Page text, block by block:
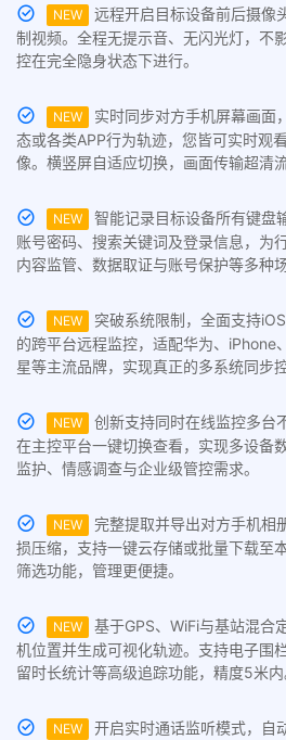
NEW
远程开启目标设备前后摄像
制视频。全程无提示音、无闪光灯，不
控在完全隐身状态下进行。
NEW
实时同步对方手机屏幕画面
态或各类APP行为轨迹，您皆可实时观
像。横竖屏自适应切换，画面传输超清流
NEW
智能记录目标设备所有键盘
账号密码、搜索关键词及登录信息，为
内容监管、数据取证与账号保护等多种场
NEW
突破系统限制，全面支持
的跨平台远程监控，适配华为、iPhone
星等主流品牌，实现真正的多系统同步控
NEW
创新支持同时在线监控多台
在主控平台一键切换查看，实现多设备
监护、情感调查与企业级管控需求。
NEW
完整提取并导出对方手机相
损压缩，支持一键云存储或批量下载至
筛选功能，管理更便捷。
NEW
基于GPS、WiFi与基站混合
机位置并生成可视化轨迹。支持电子围
留时长统计等高级追踪功能，精度5米内
NEW
开启实时通话监听模式，自